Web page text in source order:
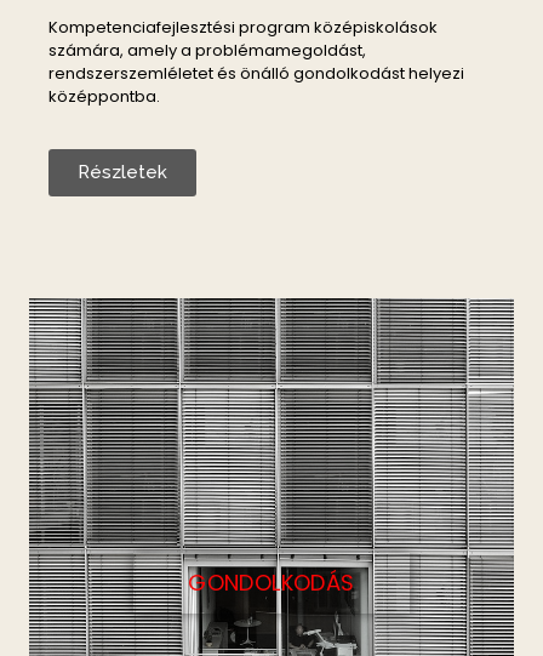
Kompetenciafejlesztési program középiskolások
számára, amely a problémamegoldást,
rendszerszemléletet és önálló gondolkodást helyezi
középpontba.
Részletek
GONDOLKODÁS